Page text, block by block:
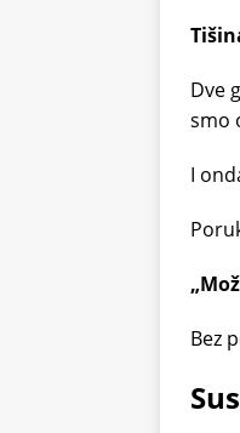
Dve
smo
I
Bez